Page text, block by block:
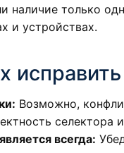
наличие только
и устройствах.
исправить
Возможно,
селектора
всегда: